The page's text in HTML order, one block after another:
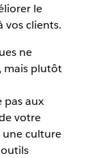
le
vos clients.
ne
mais plutôt
aux
votre
une culture